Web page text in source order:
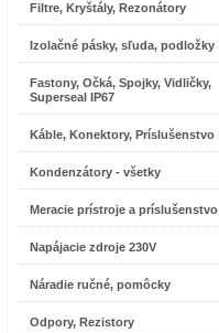
Filtre, Kryštály, Rezonátory
Izolačné pásky, sľuda, podložky
Fastony, Očká, Spojky, Vidličky,
Superseal IP67
Káble, Konektory, Príslušenstvo
Kondenzátory - všetky
Meracie prístroje a príslušenstvo
Napájacie zdroje 230V
Náradie ručné, pomôcky
Odpory, Rezistory